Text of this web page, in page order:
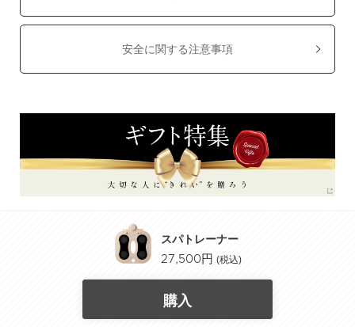
安全に関する注意事項
RECOMMENDED ITEMS
おすすめ商品
スパトレーナー
27,500円 (税込)
購入